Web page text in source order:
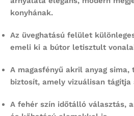
konyhának.
Az üveghatású felület
emeli ki a bútor letisztult
A magasfényű akril anyag
biztosít, amely vizuálisan tágítja
A fehér szín időtálló választás,